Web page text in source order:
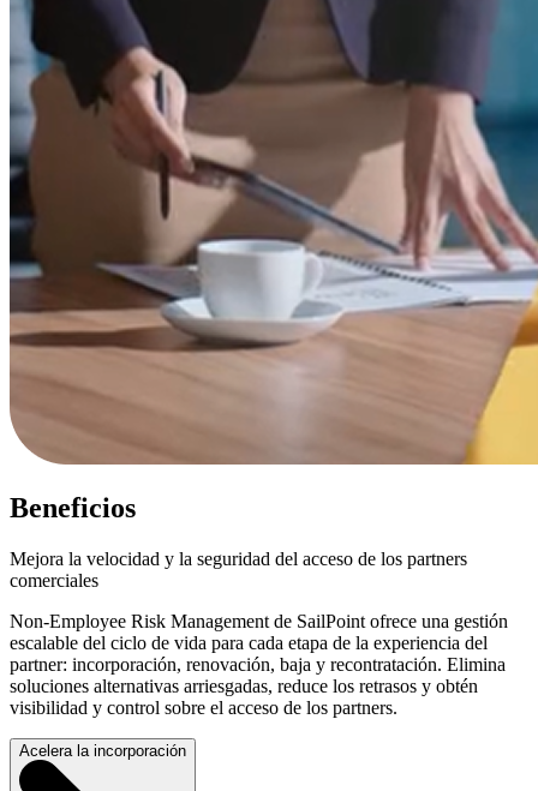
Beneficios
Mejora la velocidad y la seguridad del acceso de los partners
comerciales
Non-Employee Risk Management de SailPoint ofrece una gestión
escalable del ciclo de vida para cada etapa de la experiencia del
partner: incorporación, renovación, baja y recontratación. Elimina
soluciones alternativas arriesgadas, reduce los retrasos y obtén
visibilidad y control sobre el acceso de los partners.
Acelera la incorporación